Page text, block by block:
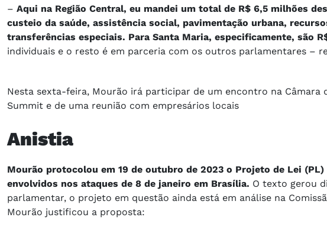
– Aqui na Região Central, eu mandei um total de R$ 6,5 milhões
custeio da saúde, assistência social, pavimentação urbana,
transferências especiais. Para Santa Maria, especificamente, são
individuais e o resto é em parceria com os outros parlamentares –
Nesta sexta-feira, Mourão irá participar de um encontro na Câmara
Summit e de uma reunião com empresários locais
Anistia
Mourão protocolou em 19 de outubro de 2023 o Projeto de Lei
envolvidos nos ataques de 8 de janeiro em Brasília. O texto gerou
parlamentar, o projeto em questão ainda está em análise na
Mourão justificou a proposta: